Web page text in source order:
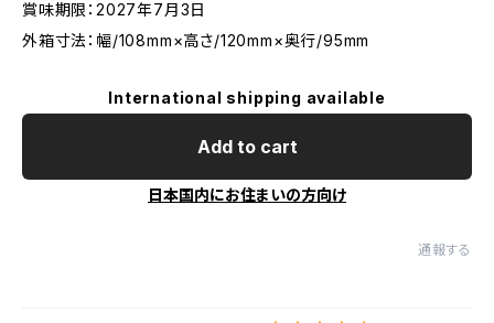
賞味期限：2027年7月3日
外箱寸法：幅/108mm×高さ/120mm×奥行/95mm
International shipping available
Add to cart
日本国内にお住まいの方向け
通報する